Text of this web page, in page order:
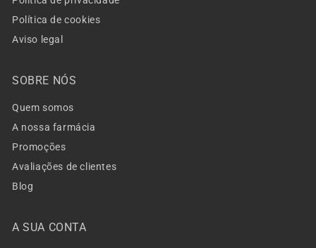
Política de cookies
Aviso legal
SOBRE NÓS
Quem somos
A nossa farmácia
Promoções
Avaliações de clientes
Blog
A SUA CONTA